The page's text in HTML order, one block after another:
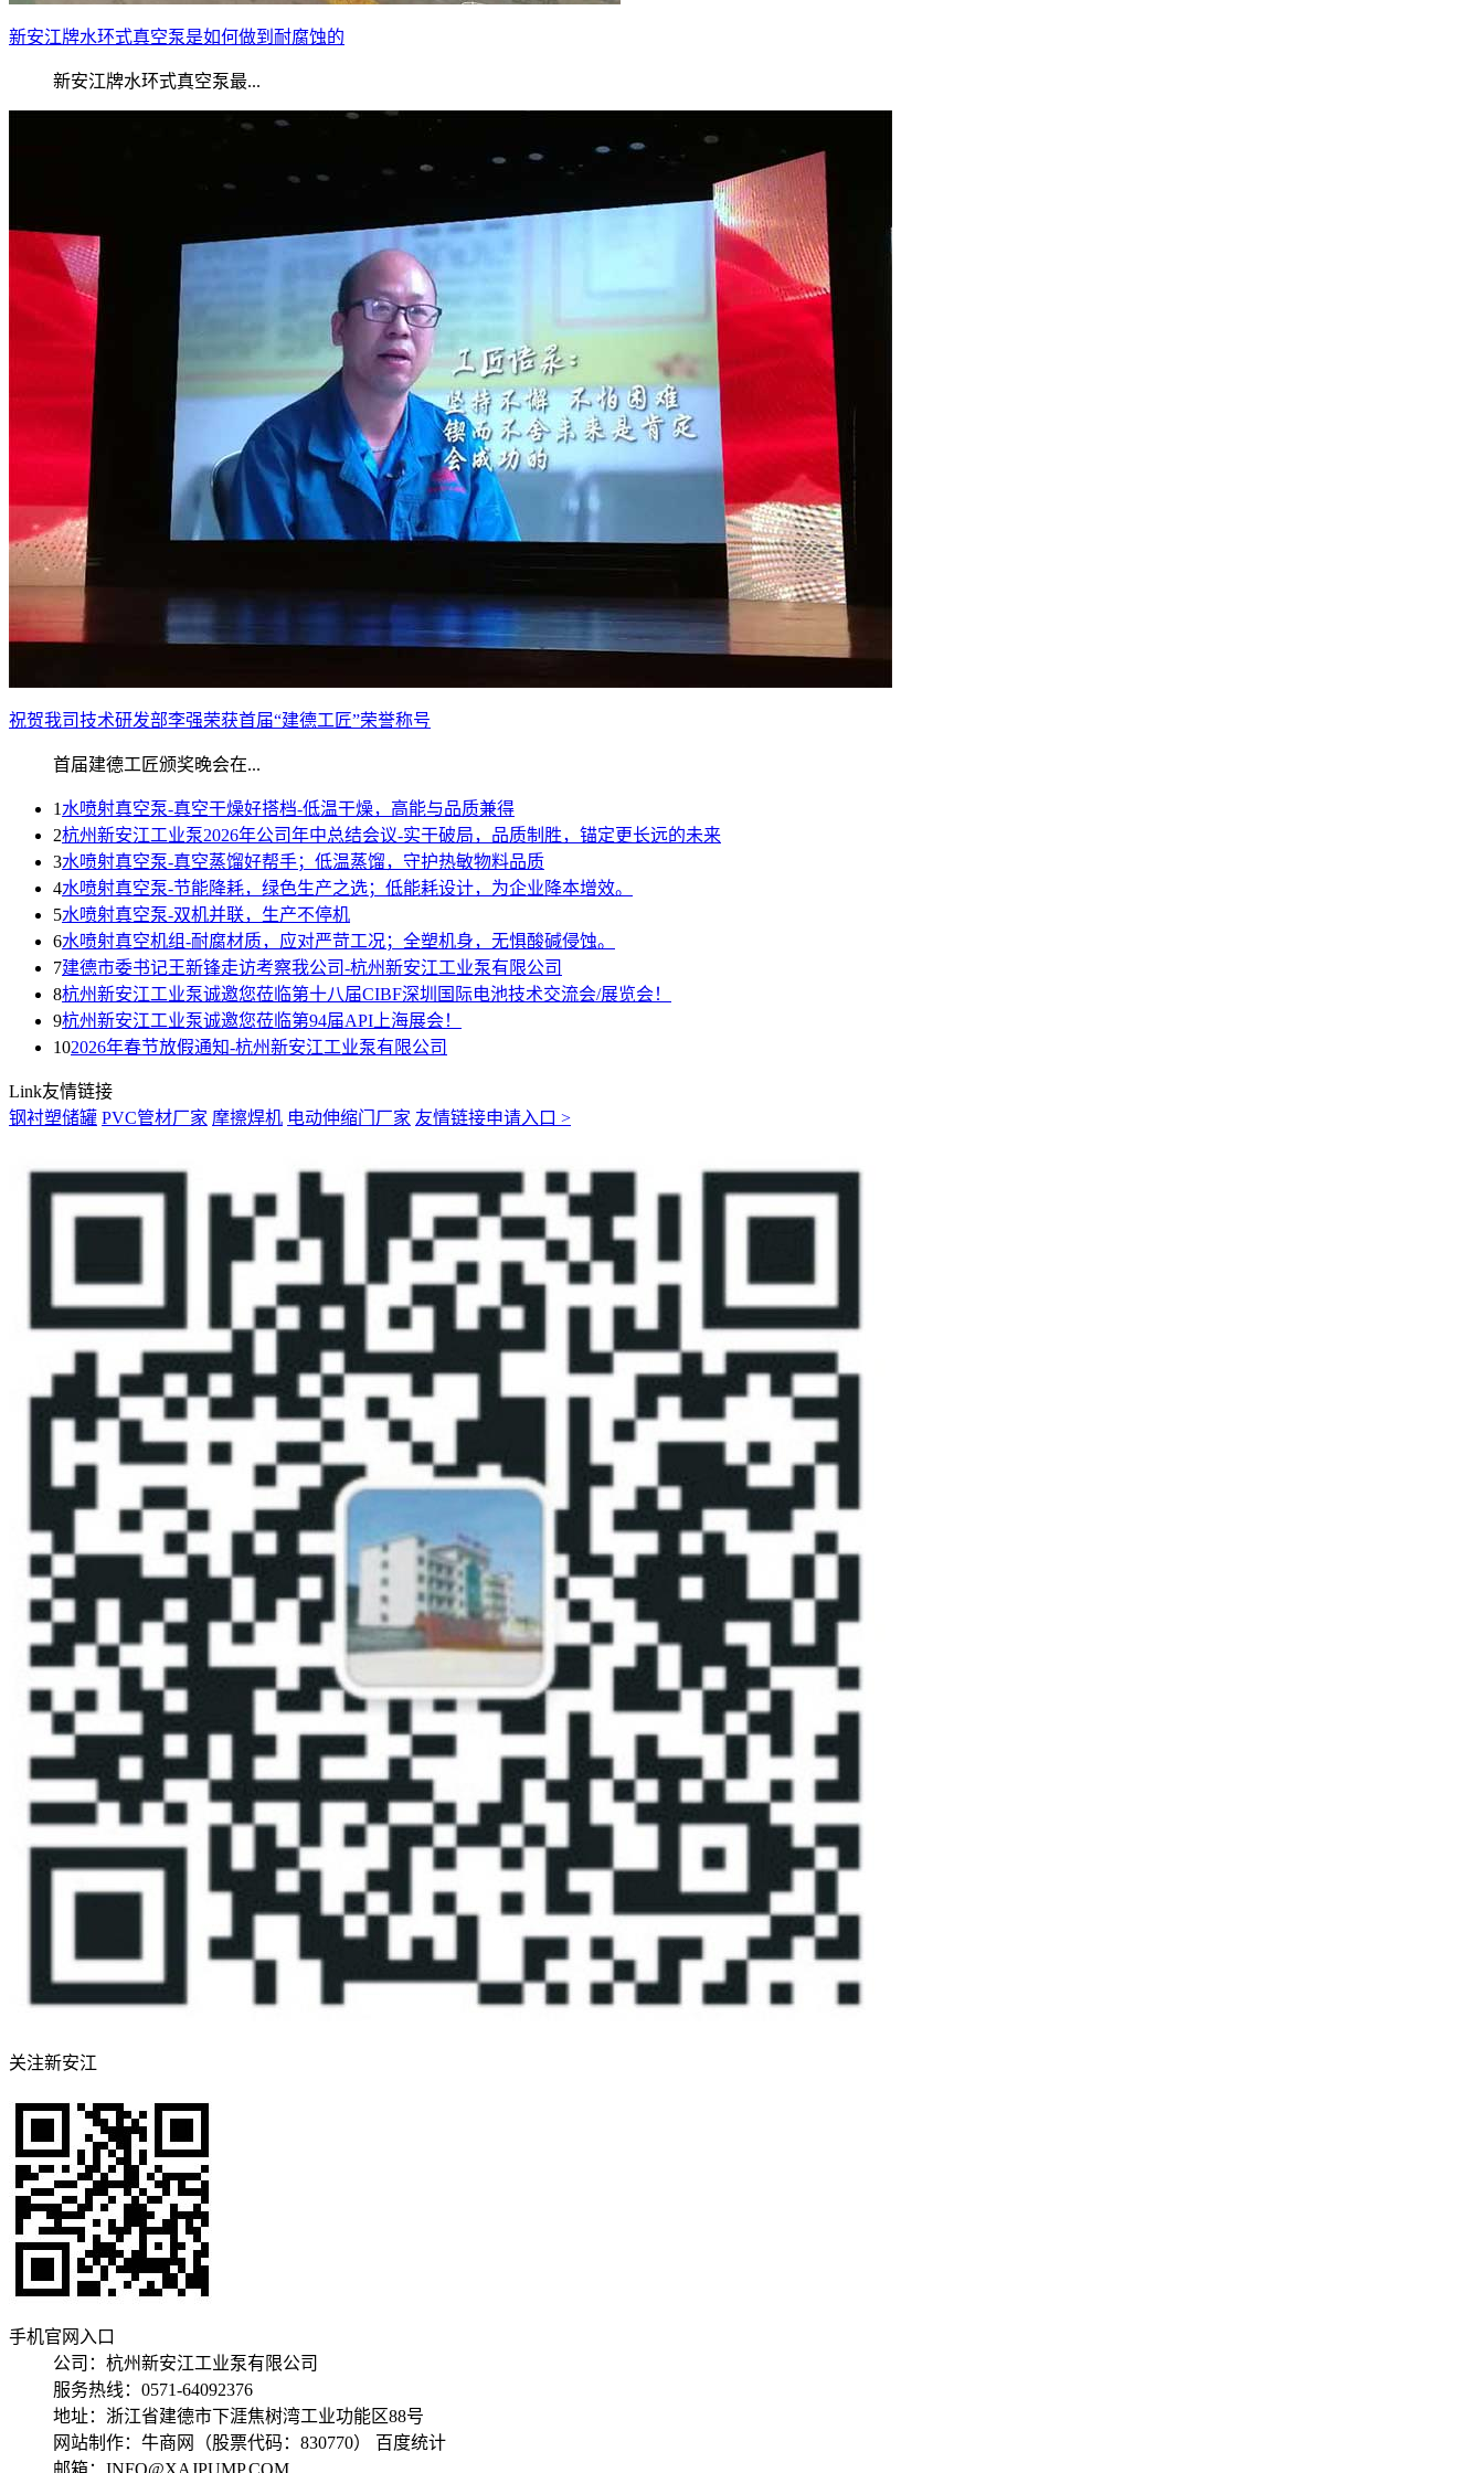
新安江牌水环式真空泵是如何做到耐腐蚀的
新安江牌水环式真空泵最...
祝贺我司技术研发部李强荣获首届“建德工匠”荣誉称号
首届建德工匠颁奖晚会在...
1 水喷射真空泵-真空干燥好搭档-低温干燥，高能与品质兼得
2杭州新安江工业泵2026年公司年中总结会议-实干破局，品质制胜，锚定更长远的未来
3水喷射真空泵-真空蒸馏好帮手；低温蒸馏，守护热敏物料品质
4水喷射真空泵-节能降耗，绿色生产之选；低能耗设计，为企业降本增效。
5水喷射真空泵-双机并联，生产不停机
6水喷射真空机组-耐腐材质，应对严苛工况；全塑机身，无惧酸碱侵蚀。
7建德市委书记王新锋走访考察我公司-杭州新安江工业泵有限公司
8杭州新安江工业泵诚邀您莅临第十八届CIBF深圳国际电池技术交流会/展览会！
9杭州新安江工业泵诚邀您莅临第94届API上海展会！
102026年春节放假通知-杭州新安江工业泵有限公司
Link友情链接
钢衬塑储罐 PVC管材厂家 摩擦焊机 电动伸缩门厂家 友情链接申请入口 >
关注新安江
手机官网入口
公司：杭州新安江工业泵有限公司
服务热线：0571-64092376
地址：浙江省建德市下涯焦树湾工业功能区88号
网站制作：牛商网（股票代码：830770） 百度统计